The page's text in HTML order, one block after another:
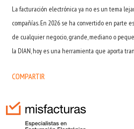
La facturación electrónica ya no es un tema
compañías. En 2026 se ha convertido en parte
de cualquier negocio, grande, mediano o
la DIAN, hoy es una herramienta que aporta
pasar de procesos manuales y desgastantes a
facturar electrónicamente ya no es solo cumplir
hacia la modernización y el crecimiento de
COMPARTIR